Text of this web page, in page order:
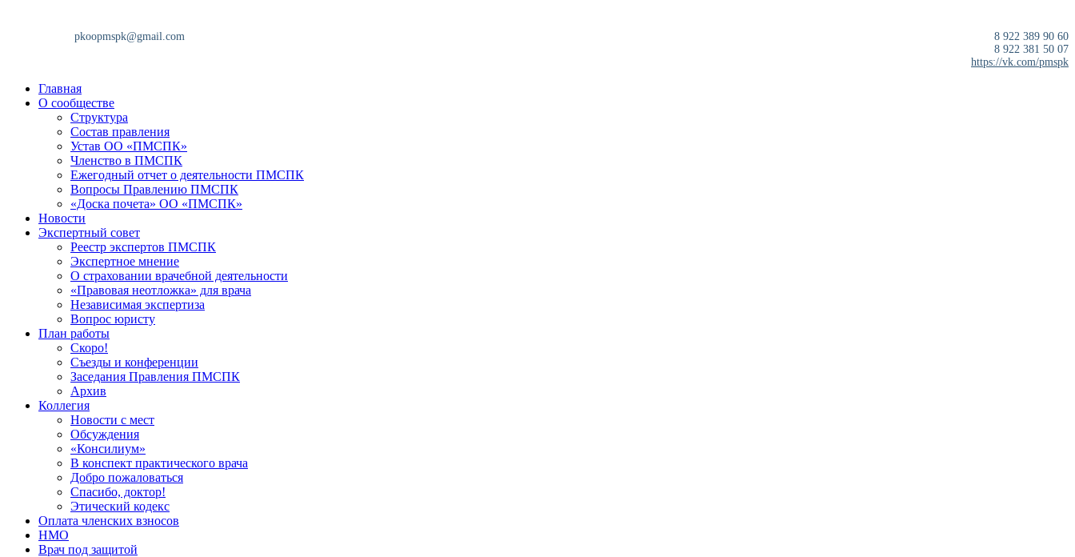
8 922 389 90 60
8 922 381 50 07
https://vk.com/pmspk
Главная
О сообществе
Структура
Состав правления
Устав ОО «ПМСПК»
Членство в ПМСПК
Ежегодный отчет о деятельности ПМСПК
Вопросы Правлению ПМСПК
«Доска почета» ОО «ПМСПК»
Новости
Экспертный совет
Реестр экспертов ПМСПК
Экспертное мнение
О страховании врачебной деятельности
«Правовая неотложка» для врача
Независимая экспертиза
Вопрос юристу
План работы
Скоро!
Съезды и конференции
Заседания Правления ПМСПК
Архив
Коллегия
Новости с мест
Обсуждения
«Консилиум»
В конспект практического врача
Добро пожаловаться
Спасибо, доктор!
Этический кодекс
Оплата членских взносов
НМО
Врач под защитой